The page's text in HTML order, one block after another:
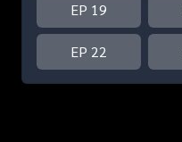
EP 19
EP 22